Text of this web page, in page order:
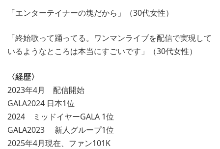
「エンターテイナーの塊だから」（30代女性）
「終始歌って踊ってる。ワンマンライブを配信で実現して
いるようなところは本当にすごいです」（30代女性）
〈経歴〉
2023年4月 配信開始
GALA2024 日本1位
2024 ミッドイヤーGALA 1位
GALA2023 新人グループ1位
2025年4月現在、ファン101K